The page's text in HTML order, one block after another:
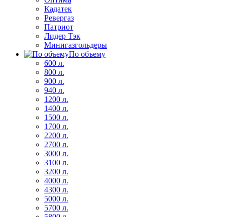
Кадатек
Ревергаз
Патриот
Лидер Тэк
Минигазгольдеры
По объему
600 л.
800 л.
900 л.
940 л.
1200 л.
1400 л.
1500 л.
1700 л.
2200 л.
2700 л.
3000 л.
3100 л.
3200 л.
4000 л.
4300 л.
5000 л.
5700 л.